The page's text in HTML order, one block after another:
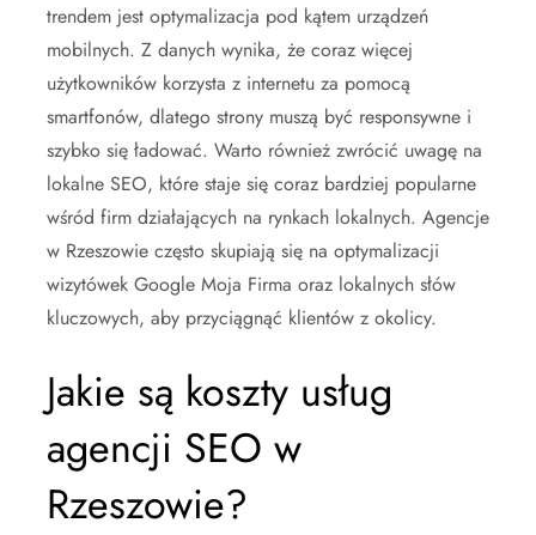
trendem jest optymalizacja pod kątem urządzeń
mobilnych. Z danych wynika, że coraz więcej
użytkowników korzysta z internetu za pomocą
smartfonów, dlatego strony muszą być responsywne i
szybko się ładować. Warto również zwrócić uwagę na
lokalne SEO, które staje się coraz bardziej popularne
wśród firm działających na rynkach lokalnych. Agencje
w Rzeszowie często skupiają się na optymalizacji
wizytówek Google Moja Firma oraz lokalnych słów
kluczowych, aby przyciągnąć klientów z okolicy.
Jakie są koszty usług
agencji SEO w
Rzeszowie?